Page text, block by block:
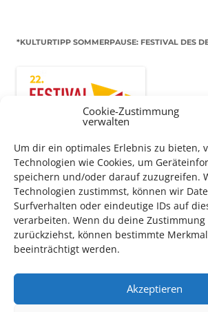
Cookie-Zustimmung
verwalten
Um dir ein optimales Erlebnis zu bieten,
Technologien wie Cookies, um
speichern und/oder darauf zuzugreifen.
Technologien zustimmst, können wir
Surfverhalten oder eindeutige IDs auf
verarbeiten. Wenn du deine
zurückziehst, können bestimmte
beeinträchtigt werden.
Akzeptieren
*KULTURTIPP SOMMERPAUSE: FESTIVAL DES
Auch dieses Jahr findet wieder das
Filmsin Ludwigshafen statt.
Vom 19. August bist zum 9. September
Minuten vor Beginn des Films und